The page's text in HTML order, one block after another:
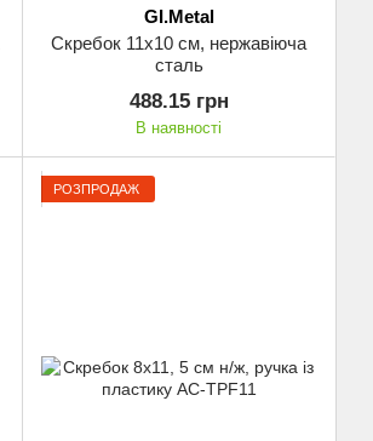
GI.Metal
Скребок 11х10 см, нержавіюча
сталь
488.15 грн
В наявності
РОЗПРОДАЖ